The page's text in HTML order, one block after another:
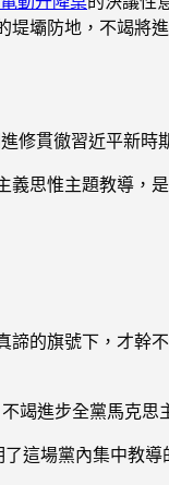
壩防地，不竭將
修貫徹習近平新
思惟主題教導
的旗號下，才
竭進步全黨馬克
這場黨內集中教導